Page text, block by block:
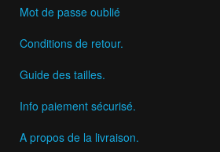
Mot de passe oublié
Conditions de retour.
Guide des tailles.
Info paiement sécurisé.
A propos de la livraison.